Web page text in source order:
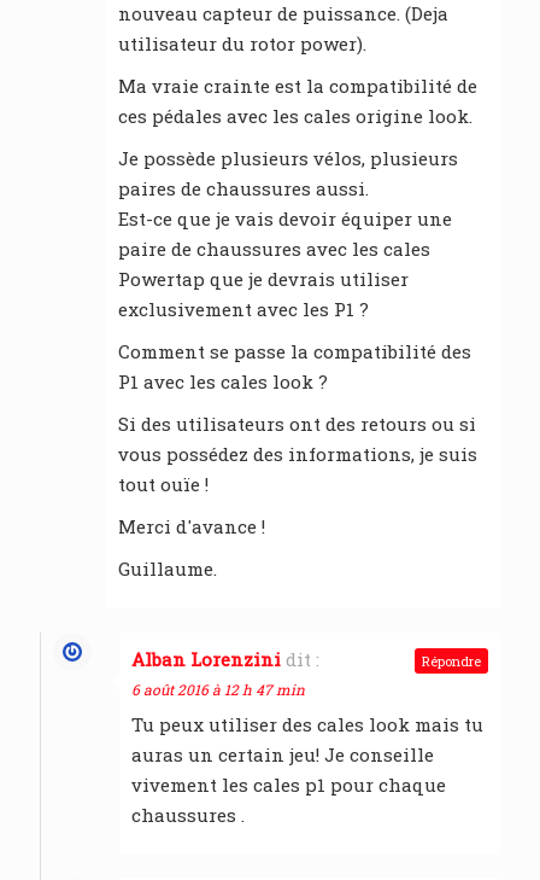
nouveau capteur de puissance. (Deja
utilisateur du rotor power).
Ma vraie crainte est la compatibilité de
ces pédales avec les cales origine look.
Je possède plusieurs vélos, plusieurs
paires de chaussures aussi.
Est-ce que je vais devoir équiper une
paire de chaussures avec les cales
Powertap que je devrais utiliser
exclusivement avec les P1 ?
Comment se passe la compatibilité des
P1 avec les cales look ?
Si des utilisateurs ont des retours ou si
vous possédez des informations, je suis
tout ouïe !
Merci d'avance !
Guillaume.
Alban Lorenzini dit :
6 août 2016 à 12 h 47 min
Tu peux utiliser des cales look mais tu
auras un certain jeu! Je conseille
vivement les cales p1 pour chaque
chaussures .
Répondre